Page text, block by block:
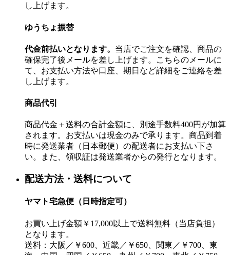
し上げます。
ゆうちょ振替
代金前払いとなります。 当店でご注文を確認、商品の
確保完了後メールを差し上げます。こちらのメールに
て、お支払い方法や口座、期日など詳細をご連絡を差
し上げます。
商品代引
商品代金＋送料の合計金額に、別途手数料400円が加算
されます。お支払いは現金のみで承ります。商品到着
時に発送業者（日本郵便）の配送者にお支払い下さ
い。また、領収証は発送業者からの発行となります。
配送方法・送料について
ヤマト宅急便（日時指定可）
お買い上げ金額￥17,000以上で送料無料（当店負担）
となります。
送料：大阪／￥600、近畿／￥650、関東／￥700、東